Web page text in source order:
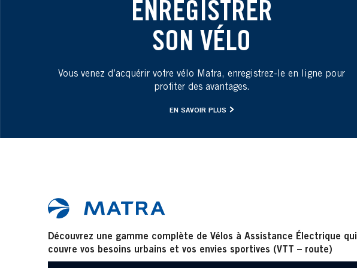
ENREGISTRER
SON VÉLO
Vous venez d’acquérir votre vélo Matra, enregistrez-le en ligne pour
profiter des avantages.
EN SAVOIR PLUS
Découvrez une gamme complète de Vélos à Assistance Électrique qui
couvre vos besoins urbains et vos envies sportives (VTT – route)